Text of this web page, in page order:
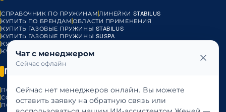
СПРАВОЧНИК ПО ПРУЖИНАМЛИНЕЙКИ STABILUS
КУПИТЬ ПО БРЕНДАМОБЛАСТИ ПРИМЕНЕНИЯ
КУПИТЬ ГАЗОВЫЕ ПРУЖИНЫ STABILUS
КУПИТЬ ГАЗОВЫЕ ПРУЖИНЫ SUSPA
КУПИТЬ ГАЗОВЫЕ ПРУЖИНЫ HAHN
КУПИТЬ ГАЗОВЫЕ ПРУЖИНЫ BANSBACH
ПРАВОВАЯ ИНФОРМАЦИЯ
ПОЛИТИКА КОНФИДЕНЦИАЛЬНОСТИПУБЛИЧНАЯ ОФЕРТА
СОГЛАСИЕ НА ОБРАБОТКУ ПЕРСОНАЛЬНЫХ ДАННЫХ
ПОЛИТИКА ИСПОЛЬЗОВАНИЯ COOKIES
Чат с менеджером
Сейчас офлайн
Сейчас нет менеджеров онлайн. Вы можете
оставить заявку на обратную связь или